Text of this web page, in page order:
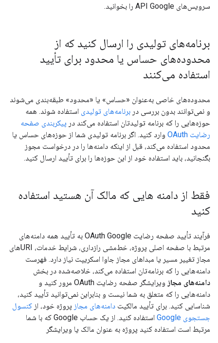
سرویس‌های API Google را بخوانید.
برنامه‌های تولیدی را ارسال کنید که از
محدوده‌های حساس یا محدود برای تأیید
استفاده می‌کنند
محدوده‌های خاصی به‌عنوان «حساس» یا «محدود» طبقه‌بندی می‌شوند
و نمی‌توانند بدون بررسی در برنامه‌های تولیدی استفاده شوند. همه
حوزه‌هایی را که برنامه تولیدتان استفاده می‌کند در پیکربندی صفحه
رضایت OAuth
وارد کنید. اگر برنامه تولیدی شما از حوزه‌های حساس یا
محدود استفاده می‌کند، قبل از اینکه دامنه‌ها را در درخواست مجوز
بگنجانید، باید استفاده خود از این حوزه‌ها را برای تأیید ارسال کنید.
فقط از دامنه هایی که مالک آن هستید استفاده
کنید
فرآیند تأیید صفحه رضایت OAuth Google به تأیید همه دامنه‌های
مرتبط با صفحه اصلی پروژه، خط‌مشی رازداری، شرایط خدمات، URIهای
مجاز تغییر مسیر یا مبداهای مجاز جاوا اسکریپت نیاز دارد. فهرست
دامنه‌هایی را که برنامه‌تان استفاده می‌کند، خلاصه‌شده در بخش
دامنه‌های مجاز
ویرایشگر صفحه رضایت OAuth مرور کنید و
دامنه‌هایی را که متعلق به شما نیست و بنابراین نمی‌توانید تأیید کنید،
شناسایی کنید. برای تأیید مالکیت دامنه‌های مجاز پروژه خود، از کنسول
جستجوی Google
استفاده کنید. از یک حساب Google که با شما
مرتبط است استفاده کنید پروژه به عنوان مالک یا ویرایشگر